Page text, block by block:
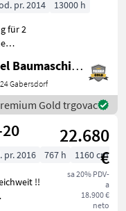
pr. 2014
13000 h
für 2
snaga
Tip
Nebel Baumaschinen
Gabersdorf
Gold trgovac
22.680
€
sa 20% PDV-
a
18.900 €
neto
pr. 2016 767 h 1160 cm
!!